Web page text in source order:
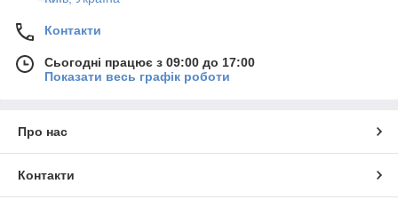
Контакти
Сьогодні працює з 09:00 до 17:00
Показати весь графік роботи
Про нас
Контакти